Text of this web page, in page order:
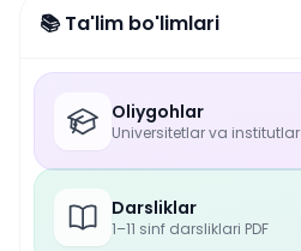
📚 Ta'lim bo'limlari
Oliygohlar
Universitetlar va institutlar
Darsliklar
1–11 sinf darsliklari PDF